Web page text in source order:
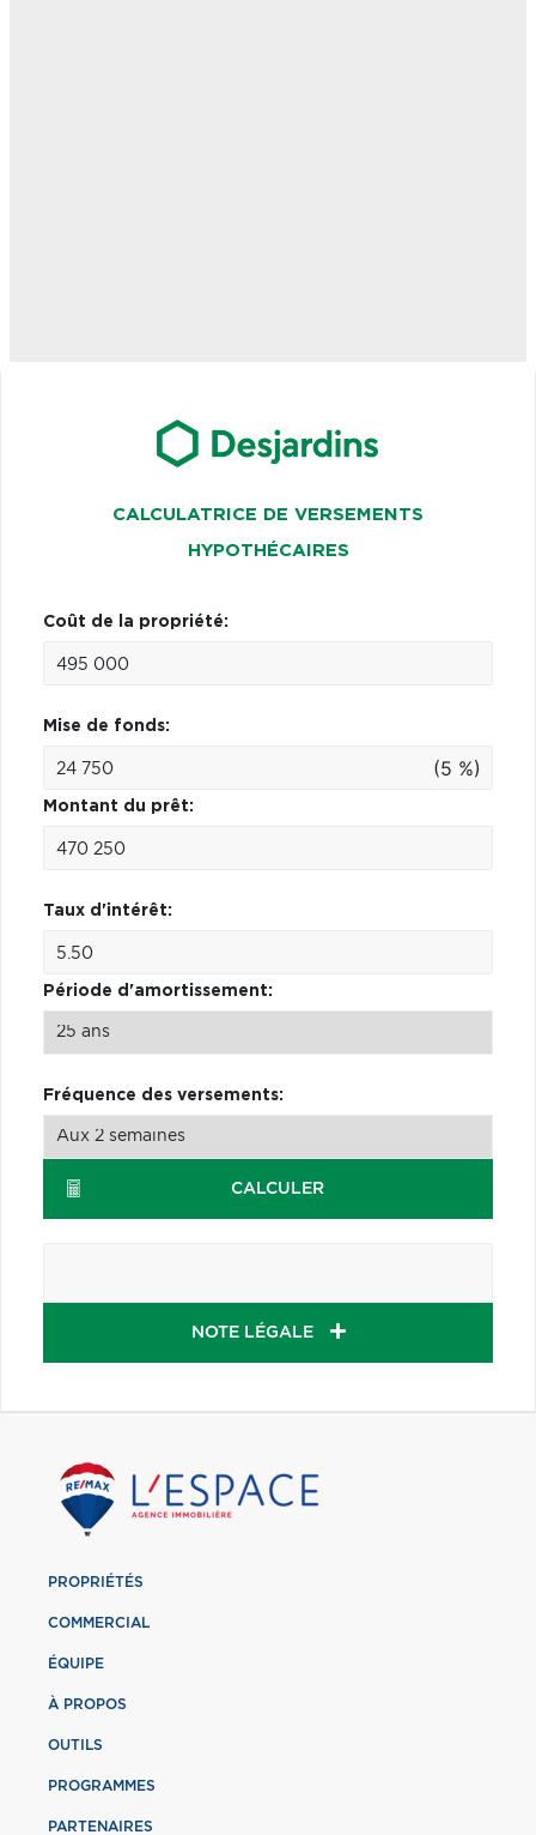
CALCULATRICE DE VERSEMENTS
HYPOTHÉCAIRES
Coût de la propriété:
Mise de fonds:
(5 %)
Montant du prêt:
Taux d'intérêt:
Période d'amortissement:
Fréquence des versements:
CALCULER
NOTE LÉGALE
PROPRIÉTÉS
COMMERCIAL
ÉQUIPE
À PROPOS
OUTILS
PROGRAMMES
PARTENAIRES